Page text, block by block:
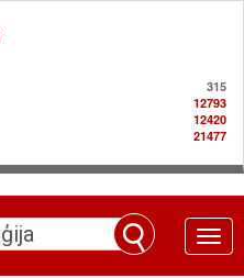
315
12793
12420
21477
Toggle